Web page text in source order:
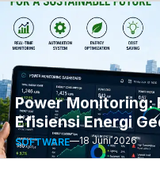
Power Monitoring:
Efisiensi Energi
SOFTWARE—18 Juni 2026